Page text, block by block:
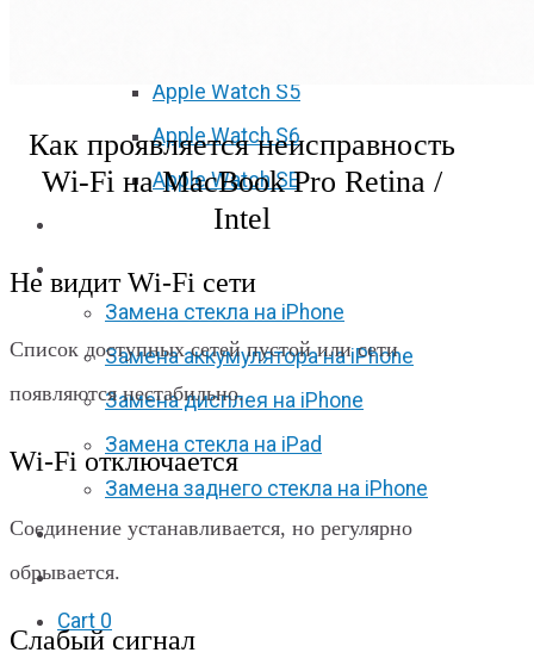
Apple Watch S5
Apple Watch S6
Apple Watch SE
Замена стекла на iPhone
Замена аккумулятора на iPhone
Замена дисплея на iPhone
Замена стекла на iPad
Замена заднего стекла на iPhone
Вакансии
F.A.Q
Cart 0
Как проявляется неисправность
Wi‑Fi на MacBook Pro Retina /
Intel
Не видит Wi‑Fi сети
Список доступных сетей пустой или сети
появляются нестабильно.
Wi‑Fi отключается
Соединение устанавливается, но регулярно
обрывается.
Слабый сигнал